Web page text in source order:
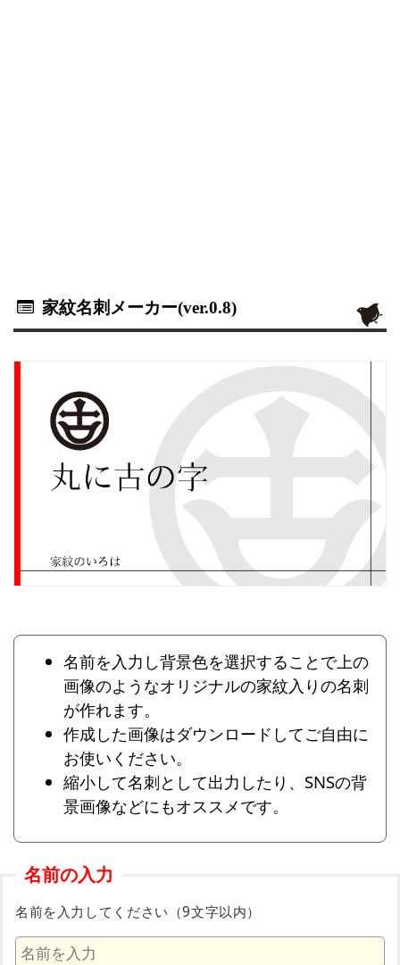
家紋名刺メーカー(ver.0.8)
名前を入力し背景色を選択することで上の
画像のようなオリジナルの家紋入りの名刺
が作れます。
作成した画像はダウンロードしてご自由に
お使いください。
縮小して名刺として出力したり、SNSの背
景画像などにもオススメです。
名前の入力
名前を入力してください（9文字以内）